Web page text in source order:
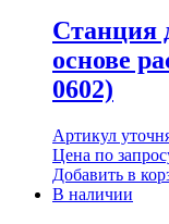
Станция
основе
0602)
Артикул
Цена по
Добавить в
В наличии